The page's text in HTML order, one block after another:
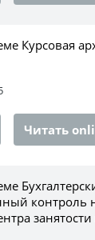
Курсовая
Читать
контроль